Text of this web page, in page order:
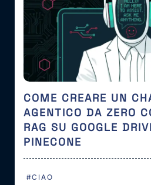
COME CREARE UN
AGENTICO DA ZERO
RAG SU GOOGLE
PINECONE
#CIAO